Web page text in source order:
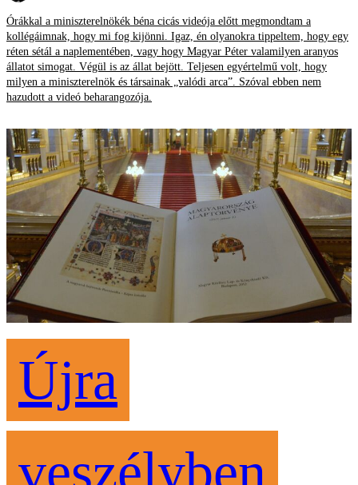
Órákkal a miniszterelnökék béna cicás videója előtt megmondtam a
kollégáimnak, hogy mi fog kijönni. Igaz, én olyanokra tippeltem, hogy egy
réten sétál a naplementében, vagy hogy Magyar Péter valamilyen aranyos
állatot simogat. Végül is az állat bejött. Teljesen egyértelmű volt, hogy
milyen a miniszterelnök és társainak „valódi arca”. Szóval ebben nem
hazudott a videó beharangozója.
Újra
veszélyben